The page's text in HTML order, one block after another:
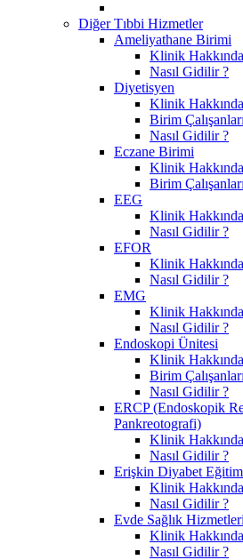
Diğer Tıbbi Hizmetler
Ameliyathane Birimi
Klinik Hakkında
Nasıl Gidilir ?
Diyetisyen
Klinik Hakkında
Birim Çalışanları
Nasıl Gidilir ?
Eczane Birimi
Klinik Hakkında
Birim Çalışanları
EEG
Klinik Hakkında
Nasıl Gidilir ?
EFOR
Klinik Hakkında
Nasıl Gidilir ?
EMG
Klinik Hakkında
Nasıl Gidilir ?
Endoskopi Ünitesi
Klinik Hakkında
Birim Çalışanları
Nasıl Gidilir ?
ERCP (Endoskopik
Pankreotografi)
Klinik Hakkında
Nasıl Gidilir ?
Erişkin Diyabet
Klinik Hakkında
Nasıl Gidilir ?
Evde Sağlık Hizmetleri
Klinik Hakkında
Nasıl Gidilir ?